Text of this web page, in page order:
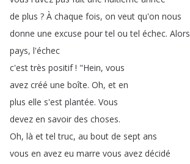
de plus ? À chaque fois, on veut qu'on nous
donne une excuse pour tel ou tel échec. Alors
pays, l'échec
c'est très positif! "Hein, vous
avez créé une boîte. Oh, et en
plus elle s'est plantée. Vous
devez en savoir des choses.
Oh, là et tel truc, au bout de sept ans
vous en avez eu marre vous avez décidé